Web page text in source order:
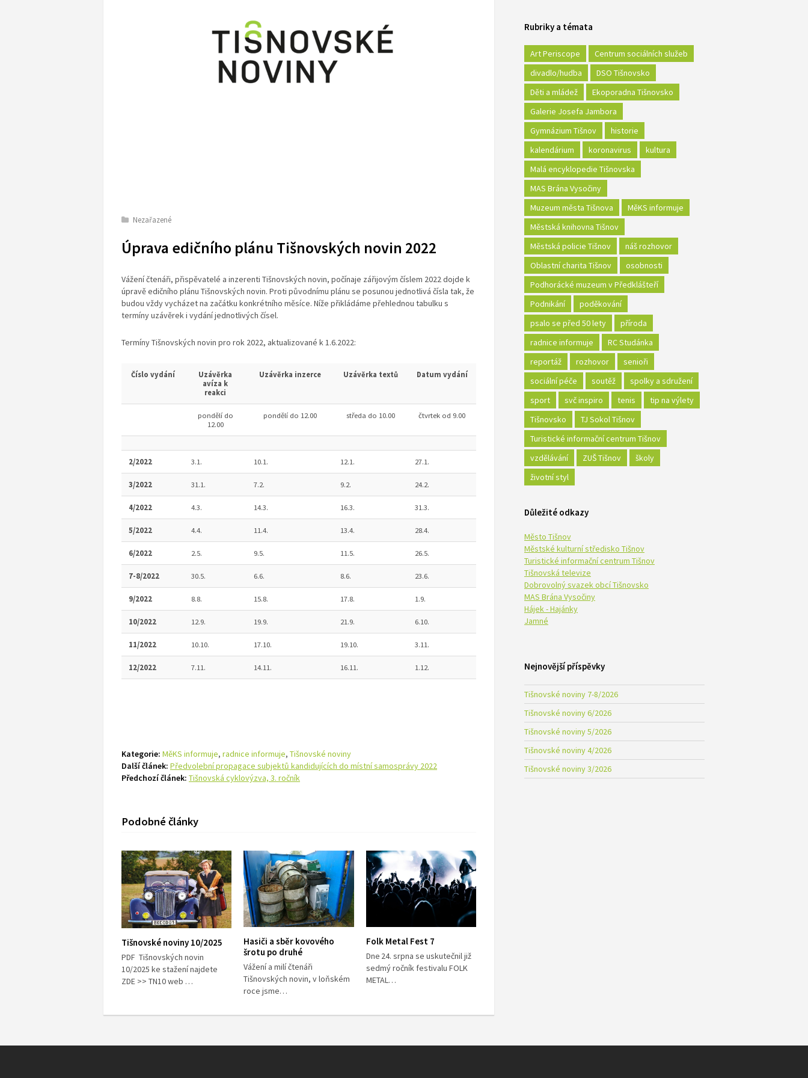
Nezařazené
Úprava edičního plánu Tišnovských novin 2022
Vážení čtenáři, přispěvatelé a inzerenti Tišnovských novin, počínaje zářijovým číslem 2022 dojde k
úpravě edičního plánu Tišnovských novin. Proti původnímu plánu se posunou jednotlivá čísla tak, že
budou vždy vycházet na začátku konkrétního měsíce. Níže přikládáme přehlednou tabulku s
termíny uzávěrek i vydání jednotlivých čísel.
Termíny Tišnovských novin pro rok 2022, aktualizované k 1.6.2022:
Číslo vydání
Uzávěrka
avíza k
reakci
Uzávěrka inzerce Uzávěrka textů Datum vydání
pondělí do
12.00
pondělí do 12.00 středa do 10.00 čtvrtek od 9.00
2/2022 3.1. 10.1. 12.1. 27.1.
3/2022 31.1. 7.2. 9.2. 24.2.
4/2022 4.3. 14.3. 16.3. 31.3.
5/2022 4.4. 11.4. 13.4. 28.4.
6/2022 2.5. 9.5. 11.5. 26.5.
7-8/2022 30.5. 6.6. 8.6. 23.6.
9/2022 8.8. 15.8. 17.8. 1.9.
10/2022 12.9. 19.9. 21.9. 6.10.
11/2022 10.10. 17.10. 19.10. 3.11.
12/2022 7.11. 14.11. 16.11. 1.12.
Kategorie: MěKS informuje, radnice informuje, Tišnovské noviny
Další článek: Předvolební propagace subjektů kandidujících do místní samosprávy 2022
Předchozí článek: Tišnovská cyklovýzva, 3. ročník
Podobné články
Tišnovské noviny 10/2025
PDF Tišnovských novin
10/2025 ke stažení najdete
ZDE >> TN10 web …
Hasiči a sběr kovového
šrotu po druhé
Vážení a milí čtenáři
Tišnovských novin, v loňském
roce jsme…
Folk Metal Fest 7
Dne 24. srpna se uskutečnil již
sedmý ročník festivalu FOLK
METAL…
Rubriky a témata
Art Periscope
Centrum sociálních služeb
divadlo/hudba
DSO Tišnovsko
Děti a mládež
Ekoporadna Tišnovsko
Galerie Josefa Jambora
Gymnázium Tišnov
historie
kalendárium
koronavirus
kultura
Malá encyklopedie Tišnovska
MAS Brána Vysočiny
Muzeum města Tišnova
MěKS informuje
Městská knihovna Tišnov
Městská policie Tišnov
náš rozhovor
Oblastní charita Tišnov
osobnosti
Podhorácké muzeum v Předklášteří
Podnikání
poděkování
psalo se před 50 lety
příroda
radnice informuje
RC Studánka
reportáž
rozhovor
senioři
sociální péče
soutěž
spolky a sdružení
sport
svč inspiro tenis
tip na výlety
Tišnovsko
TJ Sokol Tišnov
Turistické informační centrum Tišnov
vzdělávání
ZUŠ Tišnov
školy
životní styl
Důležité odkazy
Město Tišnov
Městské kulturní středisko Tišnov
Turistické informační centrum Tišnov
Tišnovská televize
Dobrovolný svazek obcí Tišnovsko
MAS Brána Vysočiny
Hájek - Hajánky
Jamné
Nejnovější příspěvky
Tišnovské noviny 7-8/2026
Tišnovské noviny 6/2026
Tišnovské noviny 5/2026
Tišnovské noviny 4/2026
Tišnovské noviny 3/2026